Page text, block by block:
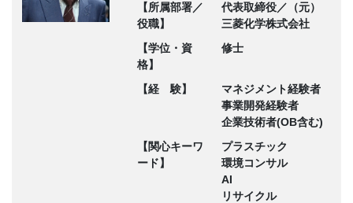
【所属部署／
役職】
代表取締役／（元）
三菱化学株式会社
【学位・資
格】
修士
【経 験】
マネジメント経験者
事業開発経験者
企業技術者(OB含む)
【関心キーワ
ード】
プラスチック
環境コンサル
AI
リサイクル